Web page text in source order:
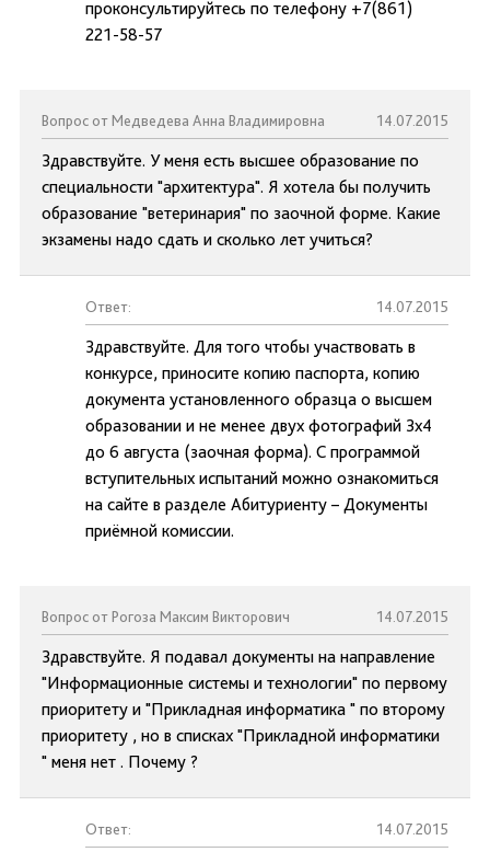
проконсультируйтесь по телефону +7(861)
221-58-57
Вопрос от Медведева Анна Владимировна 14.07.2015
Здравствуйте. У меня есть высшее образование по
специальности "архитектура". Я хотела бы получить
образование "ветеринария" по заочной форме. Какие
экзамены надо сдать и сколько лет учиться?
Ответ: 14.07.2015
Здравствуйте. Для того чтобы участвовать в
конкурсе, приносите копию паспорта, копию
документа установленного образца о высшем
образовании и не менее двух фотографий 3х4
до 6 августа (заочная форма). С программой
вступительных испытаний можно ознакомиться
на сайте в разделе Абитуриенту – Документы
приёмной комиссии.
Вопрос от Рогоза Максим Викторович 14.07.2015
Здравствуйте. Я подавал документы на направление
"Информационные системы и технологии" по первому
приоритету и "Прикладная информатика " по второму
приоритету , но в списках "Прикладной информатики
" меня нет . Почему ?
Ответ: 14.07.2015